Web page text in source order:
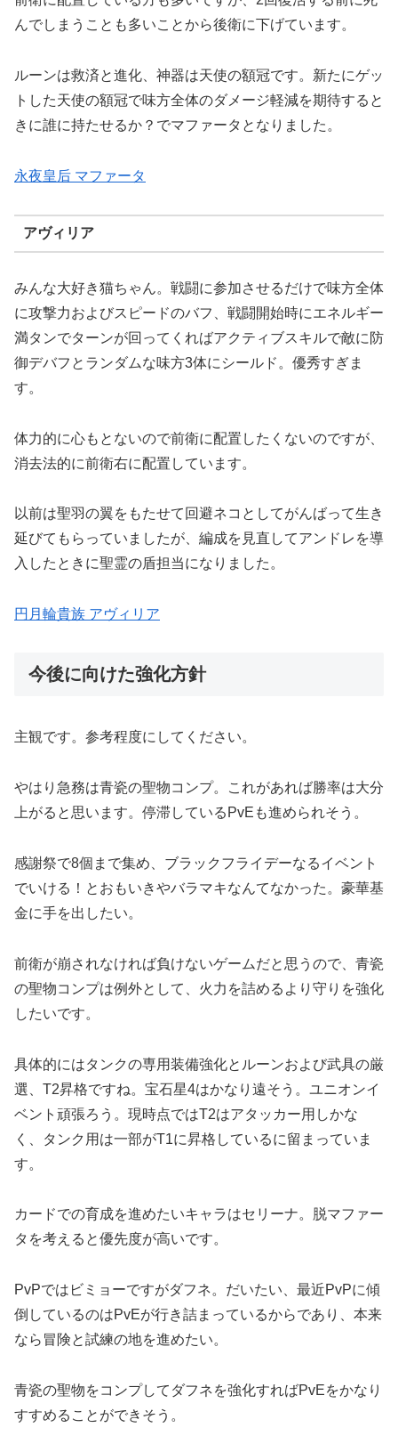
んでしまうことも多いことから後衛に下げています。
ルーンは救済と進化、神器は天使の額冠です。新たにゲッ
トした天使の額冠で味方全体のダメージ軽減を期待すると
きに誰に持たせるか？でマファータとなりました。
永夜皇后 マファータ
アヴィリア
みんな大好き猫ちゃん。戦闘に参加させるだけで味方全体
に攻撃力およびスピードのバフ、戦闘開始時にエネルギー
満タンでターンが回ってくればアクティブスキルで敵に防
御デバフとランダムな味方3体にシールド。優秀すぎま
す。
体力的に心もとないので前衛に配置したくないのですが、
消去法的に前衛右に配置しています。
以前は聖羽の翼をもたせて回避ネコとしてがんばって生き
延びてもらっていましたが、編成を見直してアンドレを導
入したときに聖霊の盾担当になりました。
円月輪貴族 アヴィリア
今後に向けた強化方針
主観です。参考程度にしてください。
やはり急務は青瓷の聖物コンプ。これがあれば勝率は大分
上がると思います。停滞しているPvEも進められそう。
感謝祭で8個まで集め、ブラックフライデーなるイベント
でいける！とおもいきやバラマキなんてなかった。豪華基
金に手を出したい。
前衛が崩されなければ負けないゲームだと思うので、青瓷
の聖物コンプは例外として、火力を詰めるより守りを強化
したいです。
具体的にはタンクの専用装備強化とルーンおよび武具の厳
選、T2昇格ですね。宝石星4はかなり遠そう。ユニオンイ
ベント頑張ろう。現時点ではT2はアタッカー用しかな
く、タンク用は一部がT1に昇格しているに留まっていま
す。
カードでの育成を進めたいキャラはセリーナ。脱マファー
タを考えると優先度が高いです。
PvPではビミョーですがダフネ。だいたい、最近PvPに傾
倒しているのはPvEが行き詰まっているからであり、本来
なら冒険と試練の地を進めたい。
青瓷の聖物をコンプしてダフネを強化すればPvEをかなり
すすめることができそう。